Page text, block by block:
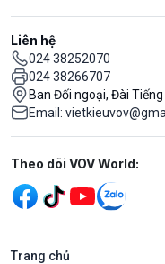
Liên hệ
024 38252070
024 38266707
Ban Đối ngoại, Đài
Email:
Mạng xã hội
Theo dõi VOV World:
Trang chủ